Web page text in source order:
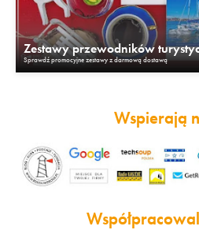
Zestawy przewodników
Sprawdź promocyjne zestawy z darmową dostawą
Wspierają